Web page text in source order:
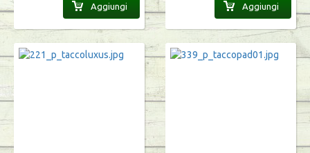
Aggiungi Aggiungi